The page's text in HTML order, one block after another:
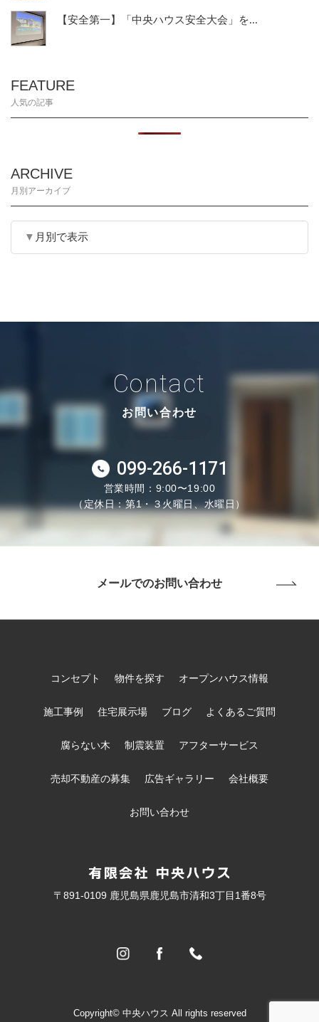
【安全第一】「中央ハウス安全大会」を...
FEATURE
人気の記事
ARCHIVE
月別アーカイブ
月別で表示
Contact
お問い合わせ
099-266-1171
営業時間：9:00〜19:00
（定休日：第1・３火曜日、水曜日）
メールでのお問い合わせ
コンセプト 物件を探す オープンハウス情報
施工事例 住宅展示場 ブログ よくあるご質問
腐らない木 制震装置 アフターサービス
売却不動産の募集 広告ギャラリー 会社概要
お問い合わせ
〒891-0109 鹿児島県鹿児島市清和3丁目1番8号
Copyright© 中央ハウス All rights reserved